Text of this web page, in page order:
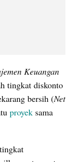
Keuangan
tingkat diskonto
bersih (Net
proyek sama